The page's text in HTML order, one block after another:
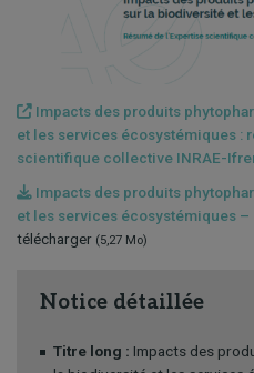
Impacts des produits
et les services écosystémiques :
scientifique collective INRAE-
Impacts des produits
et les services écosystémiques –
télécharger (5,27 Mo)
Notice détaillée
Titre long : Impacts des